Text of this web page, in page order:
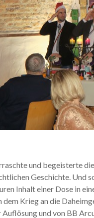
und begeisterte
Geschichte. Und
Inhalt einer Dose in
dem Krieg an die
und von BB